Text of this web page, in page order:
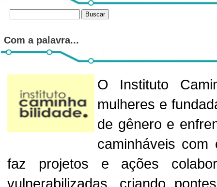
Com a palavra...
O Instituto
mulheres e
de gênero e
caminháveis com
faz projetos e ações
vulnerabilizadas, criando